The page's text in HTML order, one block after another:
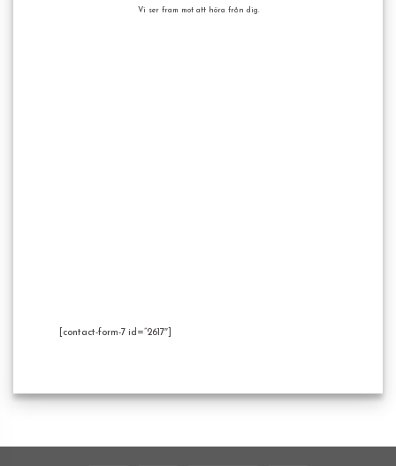
Vi ser fram mot att höra från dig.
[contact-form-7 id=”2617″]